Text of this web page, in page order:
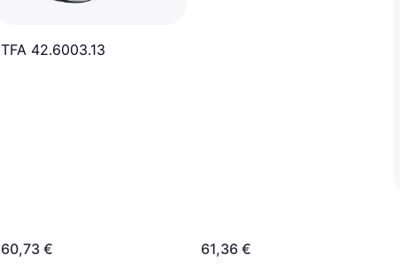
TFA 42.6003.13
60,73 € 61,36 €